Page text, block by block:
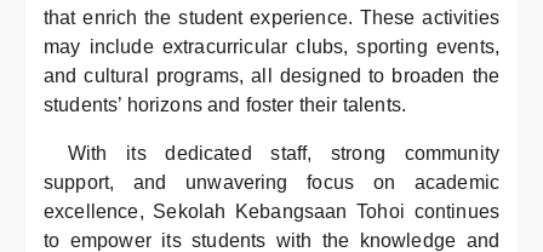
that enrich the student experience. These activities
may include extracurricular clubs, sporting events,
and cultural programs, all designed to broaden the
students’ horizons and foster their talents.
With its dedicated staff, strong community
support, and unwavering focus on academic
excellence, Sekolah Kebangsaan Tohoi continues
to empower its students with the knowledge and